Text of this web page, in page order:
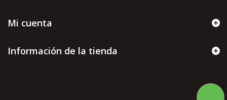
Mi cuenta
Información de la tienda